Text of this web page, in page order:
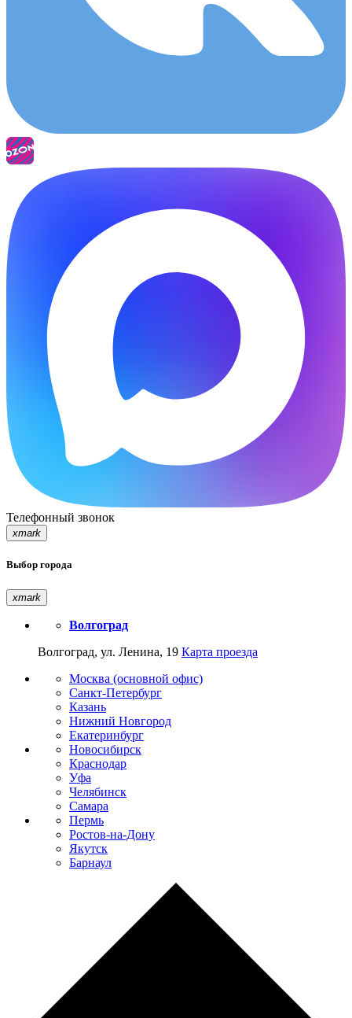
Телефонный звонок
xmark
Выбор города
xmark
Волгоград
Волгоград, ул. Ленина, 19 Карта проезда
Москва (основной офис)
Санкт-Петербург
Казань
Нижний Новгород
Екатеринбург
Новосибирск
Краснодар
Уфа
Челябинск
Самара
Пермь
Ростов-на-Дону
Якутск
Барнаул